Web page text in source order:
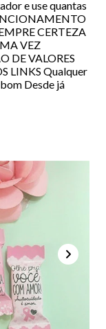
e use quantas
CERTEZA
VEZ
DE VALORES
LINKS Qualquer
Desde já